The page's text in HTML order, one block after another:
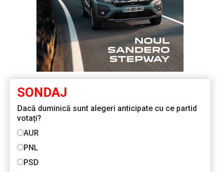
SONDAJ
Dacă duminică sunt alegeri anticipate cu ce partid
votați?
AUR
PNL
PSD